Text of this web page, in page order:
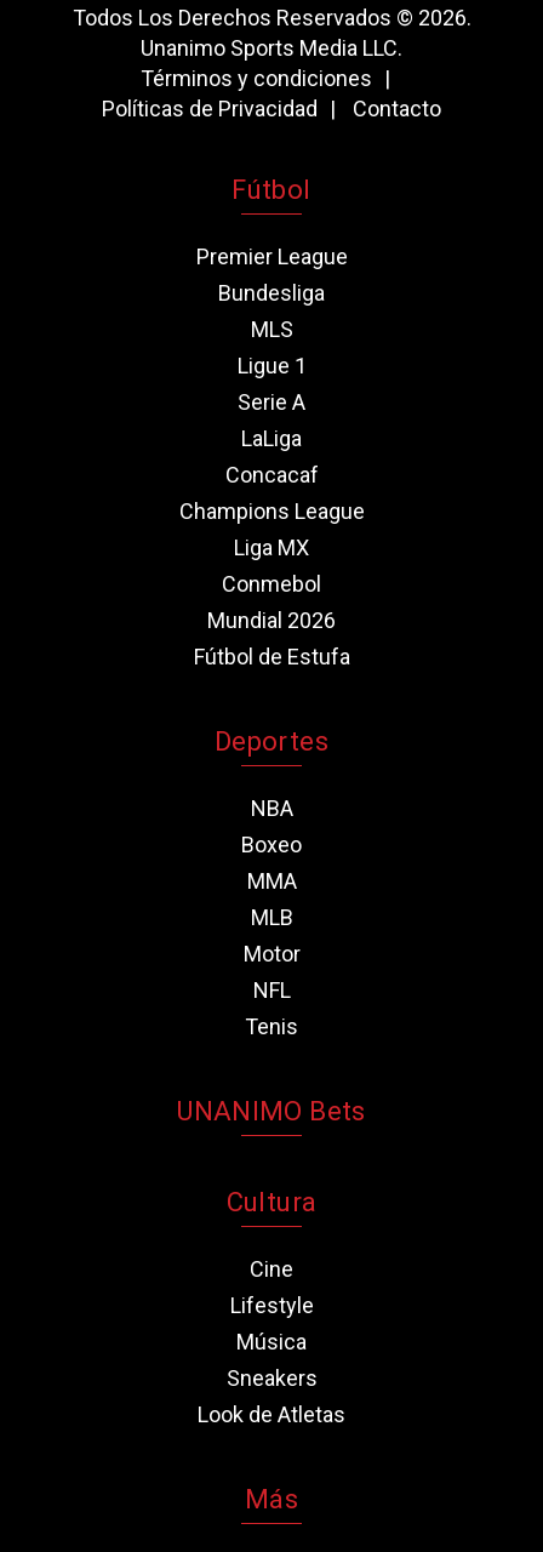
Todos Los Derechos Reservados © 2026.
Unanimo Sports Media LLC.
Términos y condiciones
Políticas de Privacidad
Contacto
Fútbol
Premier League
Bundesliga
MLS
Ligue 1
Serie A
LaLiga
Concacaf
Champions League
Liga MX
Conmebol
Mundial 2026
Fútbol de Estufa
Deportes
NBA
Boxeo
MMA
MLB
Motor
NFL
Tenis
UNANIMO Bets
Cultura
Cine
Lifestyle
Música
Sneakers
Look de Atletas
Más